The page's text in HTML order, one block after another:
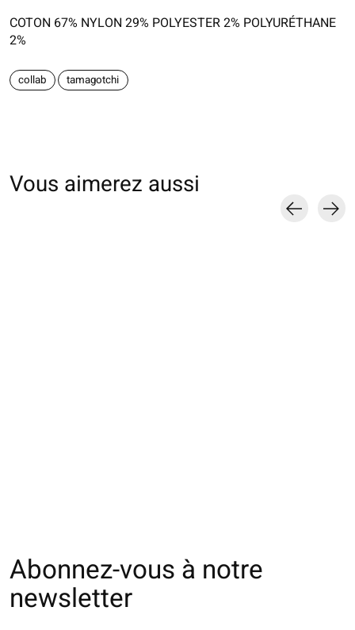
COTON 67% NYLON 29% POLYESTER 2% POLYURÉTHANE
2%
collab tamagotchi
Vous aimerez aussi
Abonnez-vous à notre
newsletter